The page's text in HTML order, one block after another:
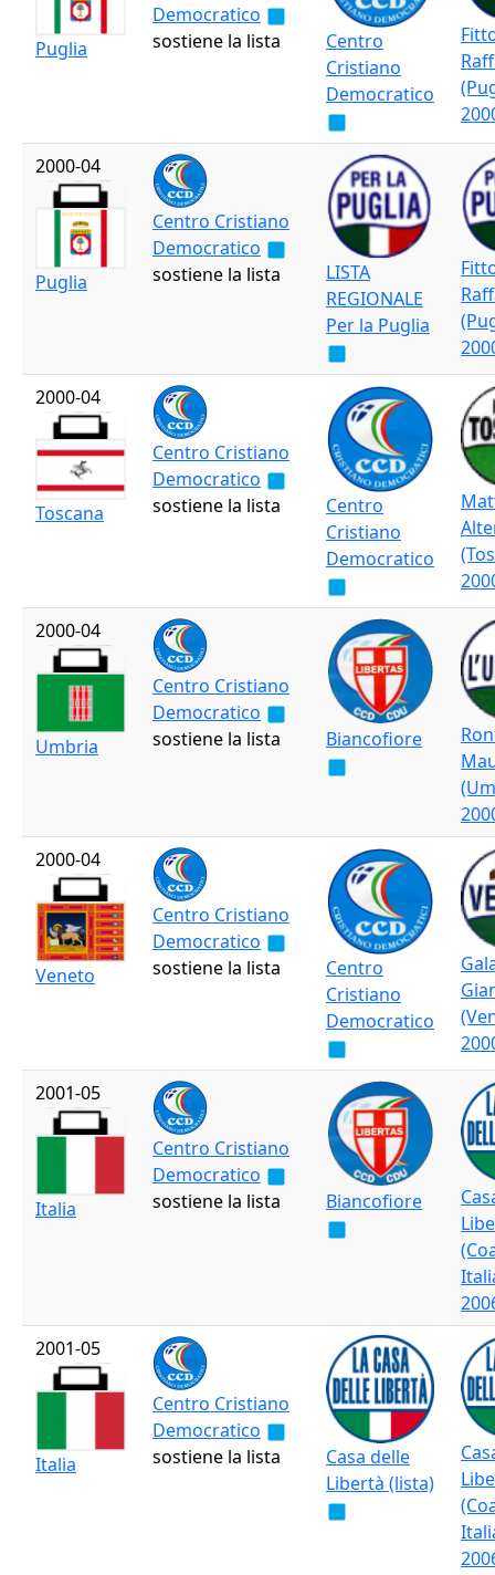
Puglia
Democratico
sostiene la lista
Centro
Cristiano
Democratico
2000-04
Puglia
Centro Cristiano
Democratico
sostiene la lista
LISTA
REGIONALE
Per la Puglia
2000-04
Toscana
Centro Cristiano
Democratico
sostiene la lista
Centro
Cristiano
Democratico
2000-04
Umbria
Centro Cristiano
Democratico
sostiene la lista
Biancofiore
2000-04
Veneto
Centro Cristiano
Democratico
sostiene la lista
Centro
Cristiano
Democratico
2001-05
Italia
Centro Cristiano
Democratico
sostiene la lista
Biancofiore
2001-05
Italia
Centro Cristiano
Democratico
sostiene la lista
Casa delle
Libertà (lista)